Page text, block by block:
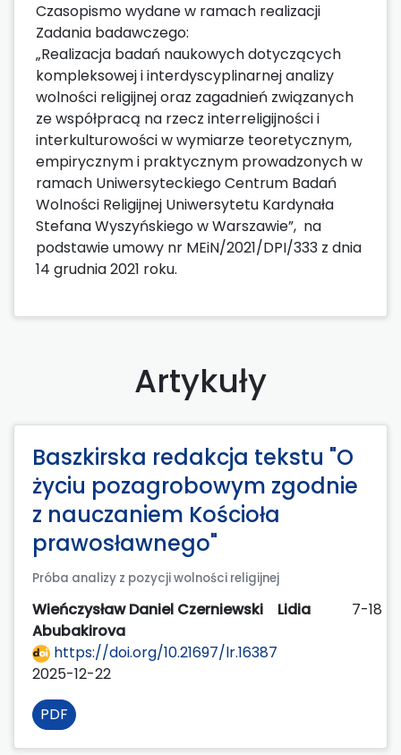
Czasopismo wydane w ramach realizacji
Zadania badawczego:
„Realizacja badań naukowych dotyczących
kompleksowej i interdyscyplinarnej analizy
wolności religijnej oraz zagadnień związanych
ze współpracą na rzecz interreligijności i
interkulturowości w wymiarze teoretycznym,
empirycznym i praktycznym prowadzonych w
ramach Uniwersyteckiego Centrum Badań
Wolności Religijnej Uniwersytetu Kardynała
Stefana Wyszyńskiego w Warszawie”, na
podstawie umowy nr MEiN/2021/DPI/333 z dnia
14 grudnia 2021 roku.
Artykuły
Baszkirska redakcja tekstu "O
życiu pozagrobowym zgodnie
z nauczaniem Kościoła
prawosławnego"
Próba analizy z pozycji wolności religijnej
Wieńczysław Daniel Czerniewski
Lidia
Abubakirova
7-18
https://doi.org/10.21697/lr.16387
2025-12-22
PDF